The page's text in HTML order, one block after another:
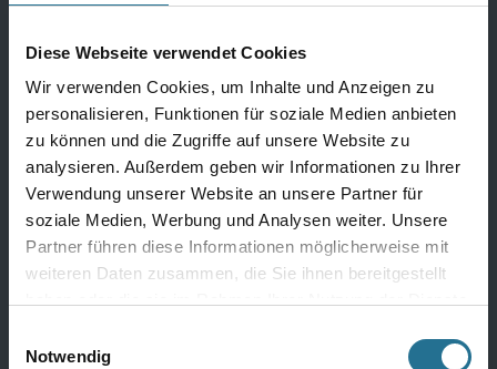
Diese Webseite verwendet Cookies
Wir verwenden Cookies, um Inhalte und Anzeigen zu
personalisieren, Funktionen für soziale Medien anbieten
zu können und die Zugriffe auf unsere Website zu
analysieren. Außerdem geben wir Informationen zu Ihrer
Verwendung unserer Website an unsere Partner für
soziale Medien, Werbung und Analysen weiter. Unsere
Partner führen diese Informationen möglicherweise mit
weiteren Daten zusammen, die Sie ihnen bereitgestellt
Notwendig
Bauchemie Boden
Farben
Innenfarben
Fassadenfarben
Alle Farben